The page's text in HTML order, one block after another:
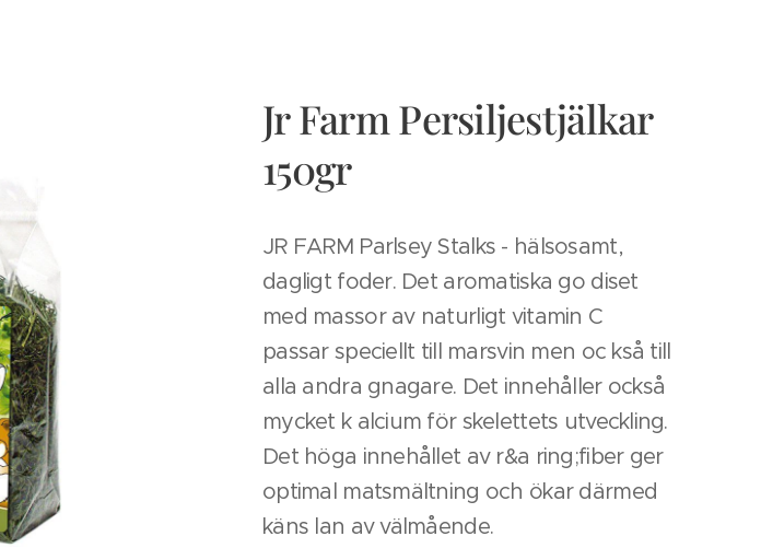
Jr Farm Persiljestjälkar
150gr
JR FARM Parlsey Stalks - hälsosamt,
dagligt foder. Det aromatiska go diset
med massor av naturligt vitamin C
passar speciellt till marsvin men oc kså till
alla andra gnagare. Det innehåller också
mycket k alcium för skelettets utveckling.
Det höga innehållet av r&a ring;fiber ger
optimal matsmältning och ökar därmed
käns lan av välmående.